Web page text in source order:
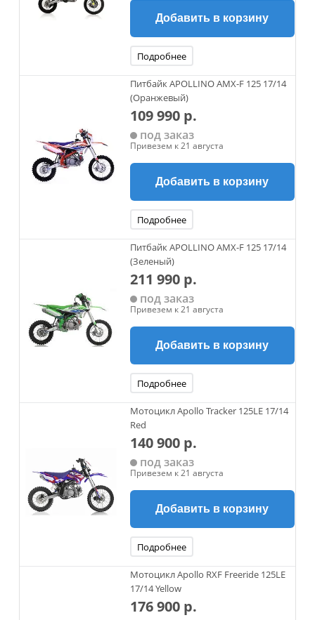
Добавить в корзину
Подробнее
Питбайк APOLLINO AMX-F 125 17/14
(Оранжевый)
109 990 р.
под заказ
Привезем к 21 августа
Добавить в корзину
Подробнее
Питбайк APOLLINO AMX-F 125 17/14
(Зеленый)
211 990 р.
под заказ
Привезем к 21 августа
Добавить в корзину
Подробнее
Мотоцикл Apollo Tracker 125LE 17/14
Red
140 900 р.
под заказ
Привезем к 21 августа
Добавить в корзину
Подробнее
Мотоцикл Apollo RXF Freeride 125LE
17/14 Yellow
176 900 р.